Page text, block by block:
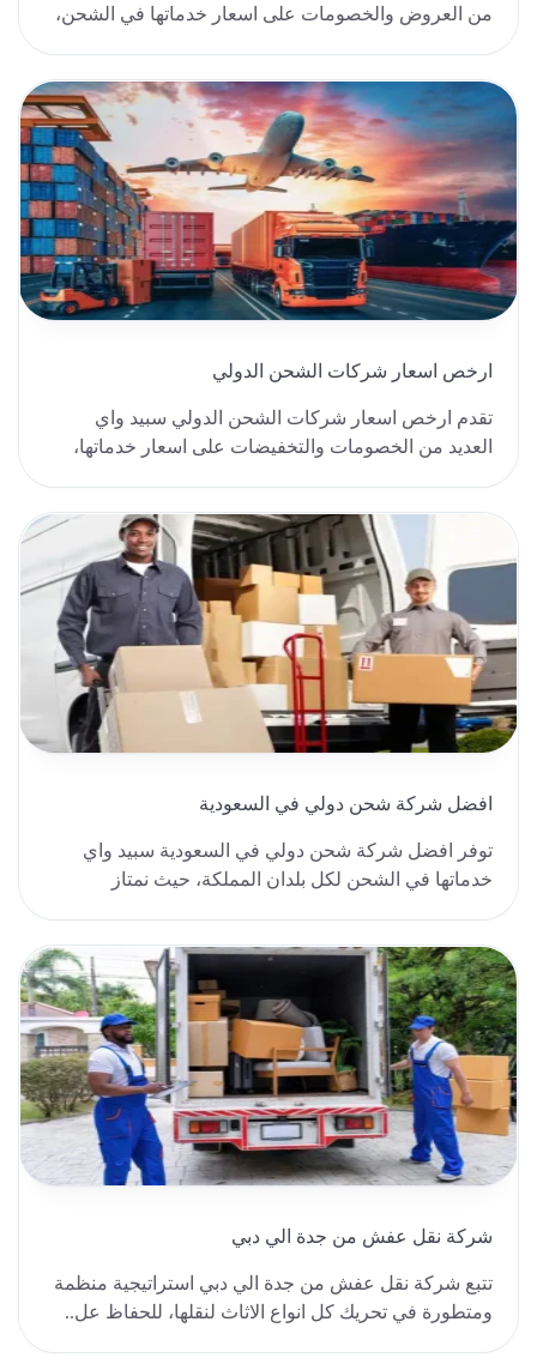
من العروض والخصومات على اسعار خدماتها في الشحن،
ارخص اسعار شركات الشحن الدولي
تقدم ارخص اسعار شركات الشحن الدولي سبيد واي
العديد من الخصومات والتخفيضات على اسعار خدماتها،
افضل شركة شحن دولي في السعودية
توفر افضل شركة شحن دولي في السعودية سبيد واي
خدماتها في الشحن لكل بلدان المملكة، حيث نمتاز
شركة نقل عفش من جدة الي دبي
تتبع شركة نقل عفش من جدة الي دبي استراتيجية منظمة
ومتطورة في تحريك كل انواع الاثاث لنقلها، للحفاظ عل..